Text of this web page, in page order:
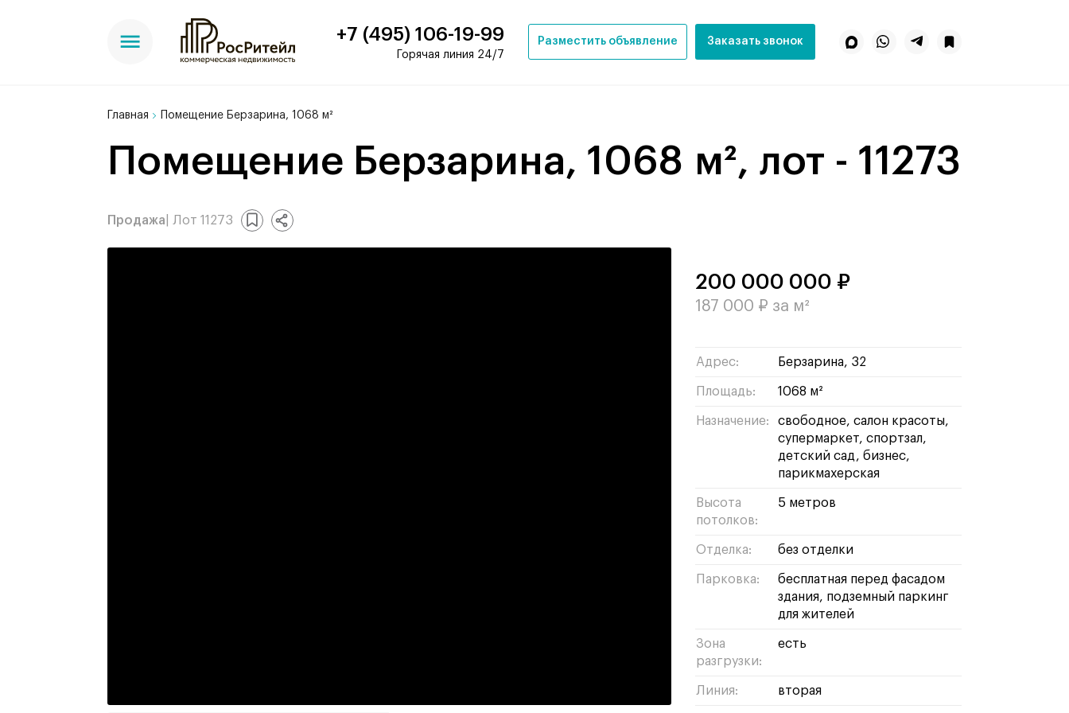
+7 (495) 106-19-99
Горячая линия 24/7
Разместить объявление Заказать звонок
Главная Помещение Берзарина, 1068 м²
Помещение Берзарина, 1068 м², лот - 11273
Продажа | Лот 11273
200 000 000 ₽
187 000 ₽ за м²
Адрес: Берзарина, 32
Площадь: 1068 м²
Назначение: свободное салон красоты
супермаркет спортзал
детский сад
бизнес
парикмахерская
Высота
потолков:
5 метров
Отделка: без отделки
Парковка:
бесплатная перед фасадом
здания, подземный паркинг
для жителей
Зона
разгрузки:
есть
Линия: вторая